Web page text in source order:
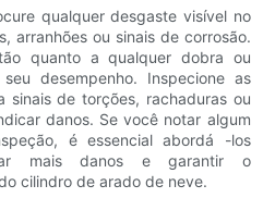
qualquer desgaste visível no
arranhões ou sinais de corrosão.
quanto a qualquer dobra ou
desempenho. Inspecione as
sinais de torções, rachaduras ou
danos. Se você notar algum
é essencial abordá -los
mais danos e garantir o
cilindro de arado de neve.